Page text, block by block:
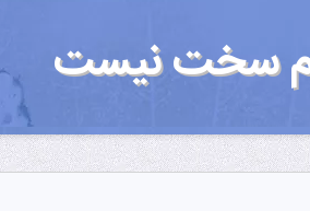
هم سخت نیست